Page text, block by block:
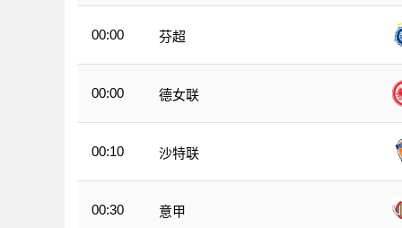
00:00 芬超
00:00 德女联
00:10 沙特联
00:30 意甲